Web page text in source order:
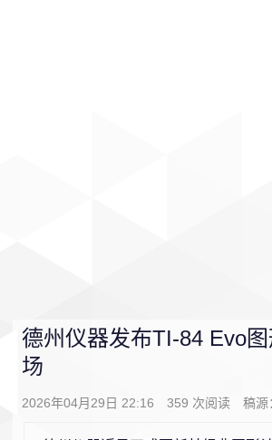
德州仪器发布TI‑84 Evo
场
2026年04月29日 22:16 359 次阅读 稿源